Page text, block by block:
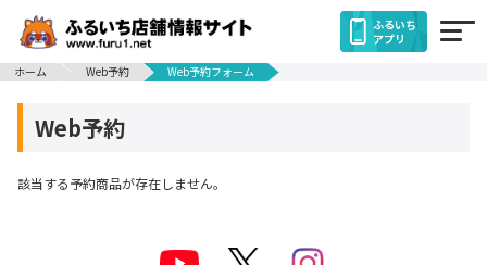
ふるいち
アプリ
ホーム
Web予約 Web予約フォーム
Web予約
該当する予約商品が存在しません。